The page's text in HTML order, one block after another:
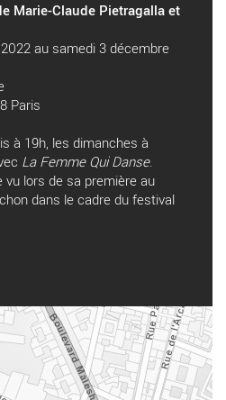
Marie-Claude Pietragalla et
au samedi 3 décembre
Paris
à 19h, les dimanches à
La Femme Qui Danse.
vu lors de sa première au
dans le cadre du festival